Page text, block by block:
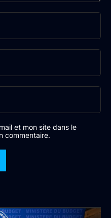
et mon site dans le
commentaire.